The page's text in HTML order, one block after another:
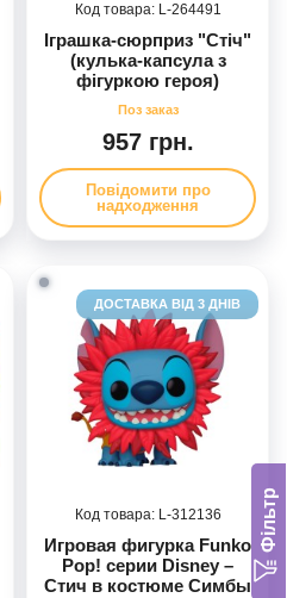
Фільтр
264491
Іграшка-сюрприз "Стіч"
(кулька-капсула з
фігуркою героя)
957 грн.
Повідомити про
надходження
ДОСТАВКА ВІД 3 ДНІВ
312136
Игровая фигурка Funko
Pop! серии Disney –
Стич в костюме Симбы